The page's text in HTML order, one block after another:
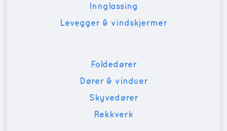
Innglassing
Levegger & vindskjermer
Foldedører
Dører & vinduer
Skyvedører
Rekkverk